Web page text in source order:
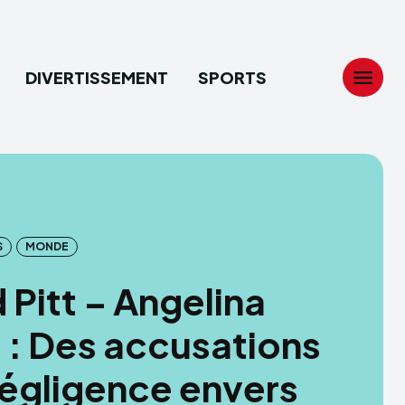
DIVERTISSEMENT SPORTS
MONDE
Pitt – Angelina
: Des accusations
envers